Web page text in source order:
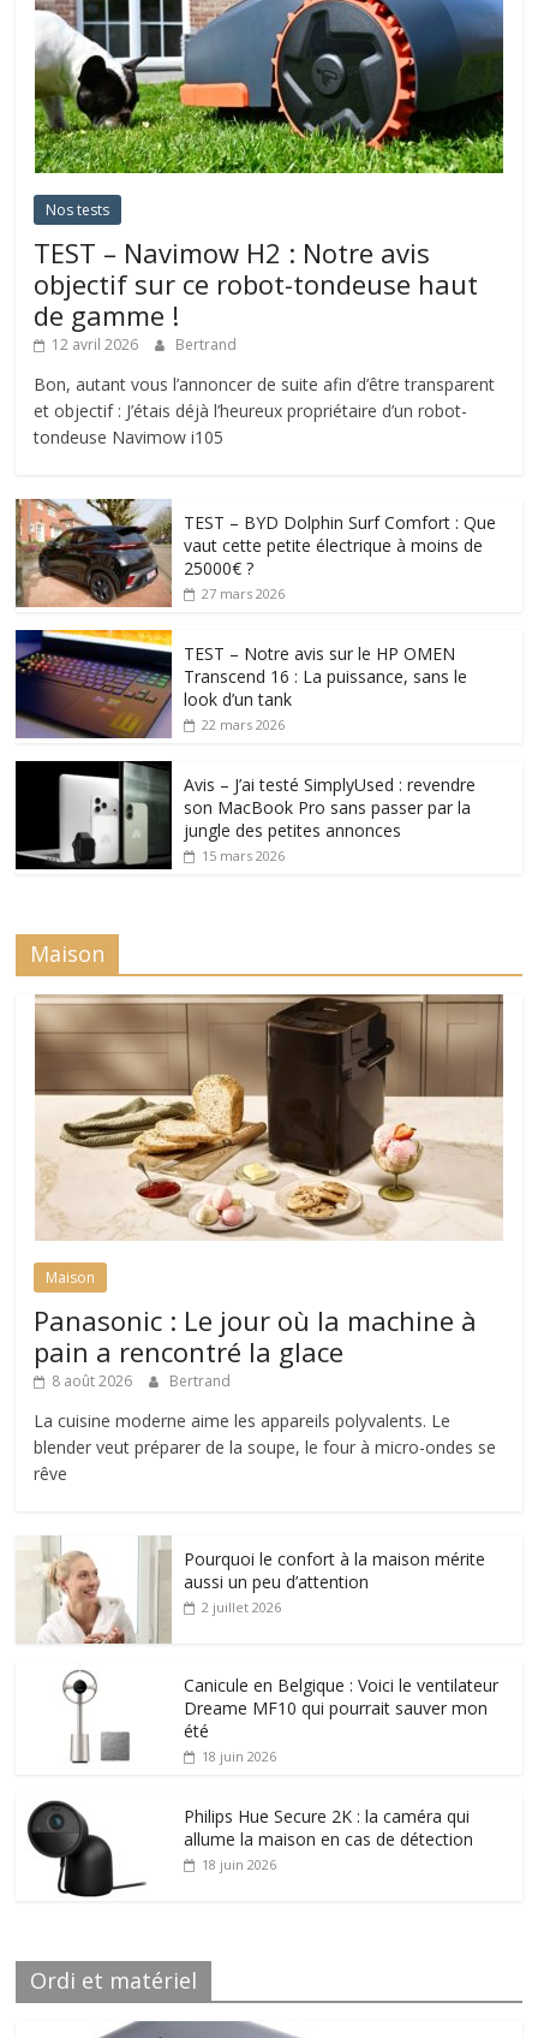
Nos tests
TEST – Navimow H2 : Notre avis
objectif sur ce robot-tondeuse haut
de gamme !
12 avril 2026 Bertrand
Bon, autant vous l’annoncer de suite afin d’être transparent
et objectif : J’étais déjà l’heureux propriétaire d’un robot-
tondeuse Navimow i105
TEST – BYD Dolphin Surf Comfort : Que
vaut cette petite électrique à moins de
25000€ ?
27 mars 2026
TEST – Notre avis sur le HP OMEN
Transcend 16 : La puissance, sans le
look d’un tank
22 mars 2026
Avis – J’ai testé SimplyUsed : revendre
son MacBook Pro sans passer par la
jungle des petites annonces
15 mars 2026
Maison
Maison
Panasonic : Le jour où la machine à
pain a rencontré la glace
8 août 2026 Bertrand
La cuisine moderne aime les appareils polyvalents. Le
blender veut préparer de la soupe, le four à micro-ondes se
rêve
Pourquoi le confort à la maison mérite
aussi un peu d’attention
2 juillet 2026
Canicule en Belgique : Voici le ventilateur
Dreame MF10 qui pourrait sauver mon
été
18 juin 2026
Philips Hue Secure 2K : la caméra qui
allume la maison en cas de détection
18 juin 2026
Ordi et matériel